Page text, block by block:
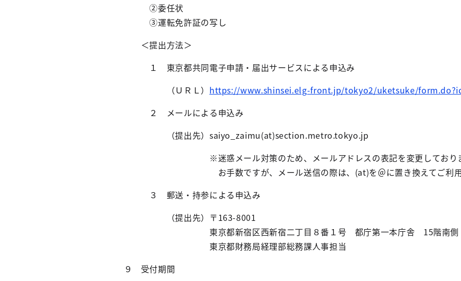
②委任状
③運転免許証の写し
＜提出方法＞
１ 東京都共同電子申請・届出サービスによる申込み
（ＵＲＬ） https://www.shinsei.elg-front.jp/tokyo2/uketsuke/
２ メールによる申込み
（提出先）saiyo_zaimu(at)section.metro.tokyo.jp
※迷惑メール対策のため、メールアドレスの表記を変更しておりま
お手数ですが、メール送信の際は、(at)を＠に置き換えてご利用く
３ 郵送・持参による申込み
（提出先）〒163-8001
東京都新宿区西新宿二丁目８番１号 都庁第一本庁舎 15階南側
東京都財務局経理部総務課人事担当
９ 受付期間